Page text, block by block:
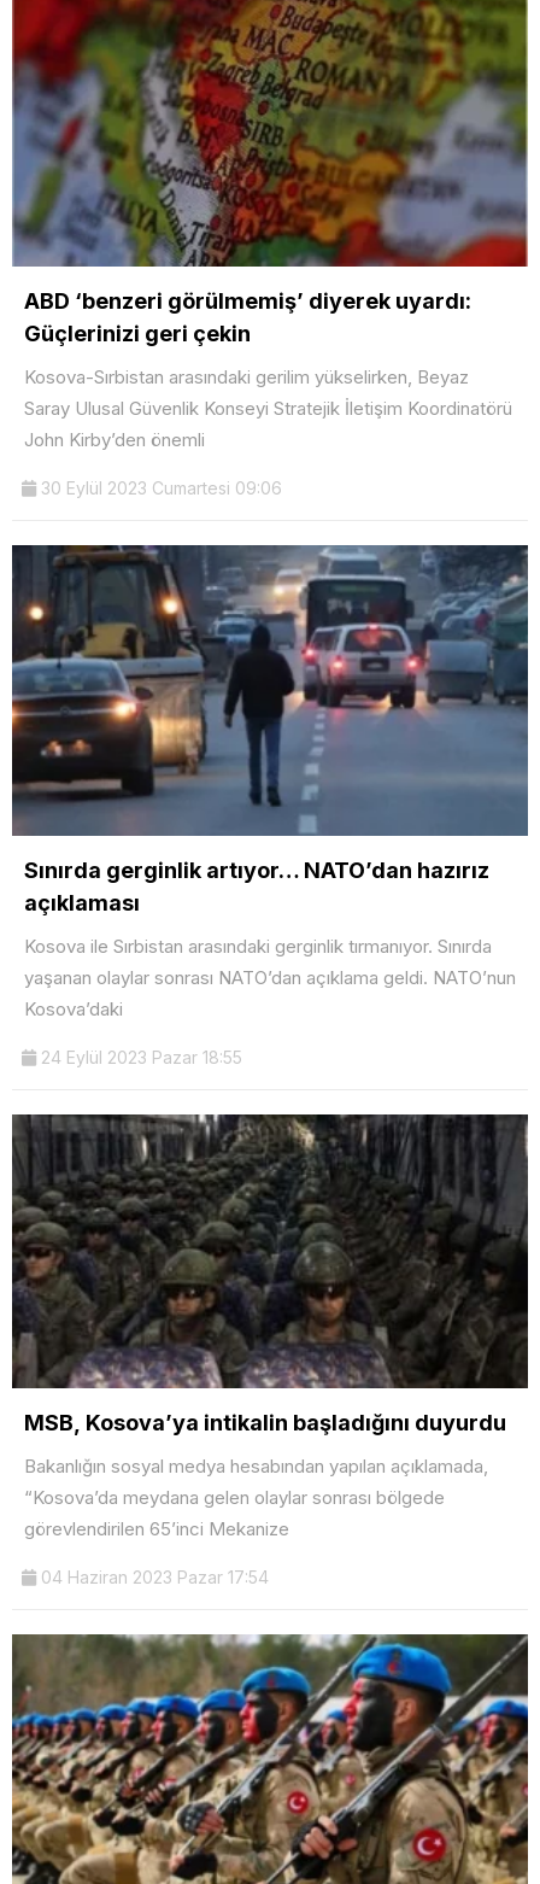
ABD ‘benzeri görülmemiş’ diyerek uyardı:
Güçlerinizi geri çekin
Kosova-Sırbistan arasındaki gerilim yükselirken, Beyaz
Saray Ulusal Güvenlik Konseyi Stratejik İletişim Koordinatörü
John Kirby’den önemli
30 Eylül 2023 Cumartesi 09:06
Sınırda gerginlik artıyor… NATO’dan hazırız
açıklaması
Kosova ile Sırbistan arasındaki gerginlik tırmanıyor. Sınırda
yaşanan olaylar sonrası NATO’dan açıklama geldi. NATO’nun
Kosova’daki
24 Eylül 2023 Pazar 18:55
MSB, Kosova’ya intikalin başladığını duyurdu
Bakanlığın sosyal medya hesabından yapılan açıklamada,
“Kosova’da meydana gelen olaylar sonrası bölgede
görevlendirilen 65’inci Mekanize
04 Haziran 2023 Pazar 17:54